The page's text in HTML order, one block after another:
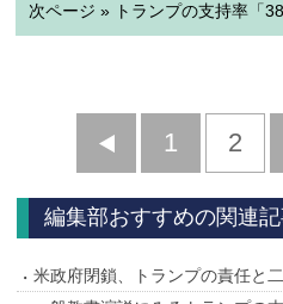
次ページ » トランプの支持率「
前
へ
1 2
編集部おすすめの関連
米政府閉鎖、トランプの責任と